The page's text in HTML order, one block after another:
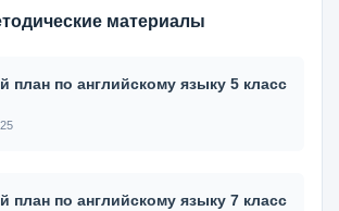
материалы
план по английскому языку 5 класс
план по английскому языку 7 класс